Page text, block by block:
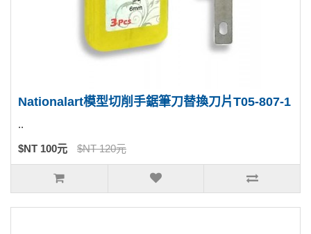
Nationalart模型切削手鋸筆刀替換刀片T05-807-1
..
$NT 100元 $NT 120元